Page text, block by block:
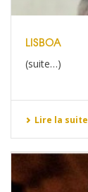
LISBOA
(suite…)
Lire la suite